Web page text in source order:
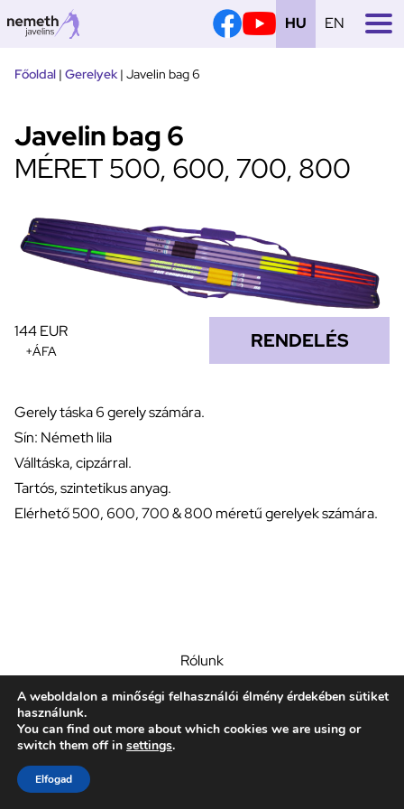
EN
HU
Főoldal | Gerelyek| Javelin bag 6
Javelin bag 6
MÉRET 500, 600, 700, 800
144 EUR
+ÁFA RENDELÉS
Gerely táska 6 gerely számára.
Sín: Németh lila
Válltáska, cipzárral.
Tartós, szintetikus anyag.
Elérhető 500, 600, 700 & 800 méretű gerelyek számára.
Rólunk
Segédlet
Közösség
Kapcsolat
A weboldalon a minőségi felhasználói élmény érdekében sütiket
használunk.
You can find out more about which cookies we are using or
switch them off in settings.
Elfogad